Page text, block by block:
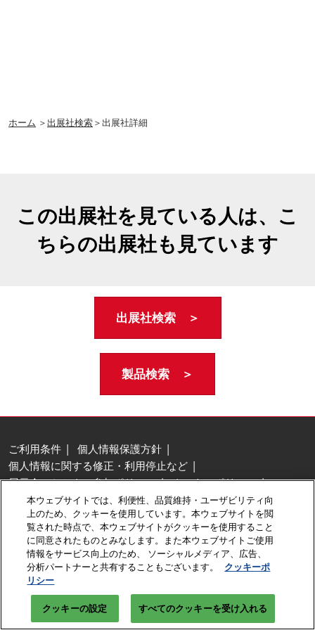
ホーム ＞出展社検索＞出展社詳細
この出展社を見ている人は、こ
ちらの出展社も見ています
出展社検索 ＞
製品検索 ＞
ご利用条件
個人情報保護方針
個人情報に関する修正・利用停止など
展示会・セミナー参加ポリシー
クッキーポリシー
クッキーの設定
Copyright © RX Japan GK
本ウェブサイトでは、利便性、品質維持・ユーザビリティ向
上のため、クッキーを使用しています。本ウェブサイトを閲
覧された時点で、本ウェブサイトがクッキーを使用すること
に同意されたものとみなします。また本ウェブサイトご使用
情報をサービス向上のため、 ソーシャルメディア、広告、
分析パートナーと共有することもございます。
クッキーポ
リシー
クッキーの設定 すべてのクッキーを受け入れる